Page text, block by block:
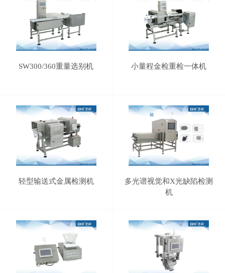
SW300/360重量选别机 小量程金检重检一体机
轻型输送式金属检测机
多光谱视觉和X光缺陷检测
机